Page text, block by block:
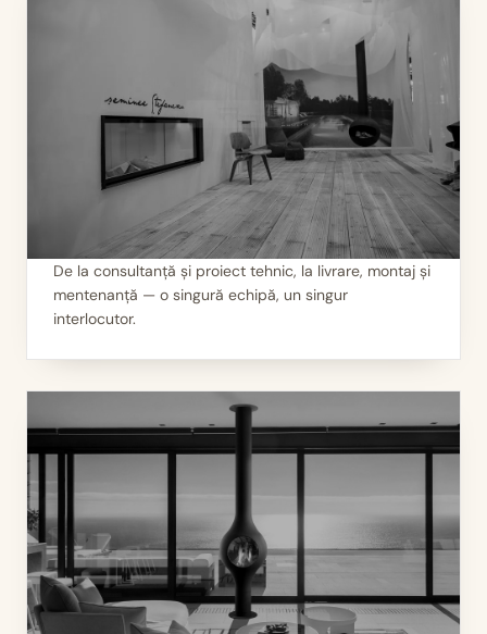
II
Servicii 360°
De la consultanță și proiect tehnic, la livrare, montaj și
mentenanță — o singură echipă, un singur
interlocutor.